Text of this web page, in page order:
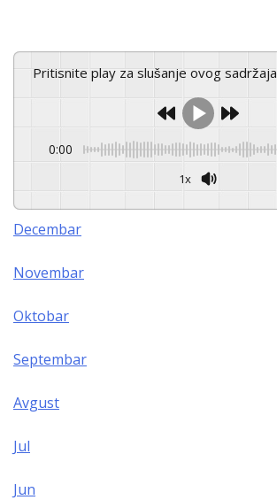
Pritisnite play za slušanje ovog sadržaja
0:00
1x
Decembar
Novembar
Oktobar
Septembar
Avgust
Jul
Jun